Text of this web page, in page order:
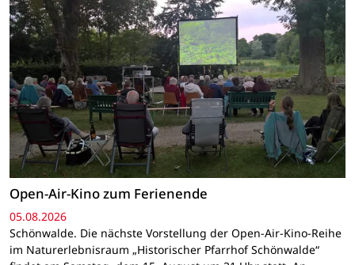
Open-Air-Kino zum Ferienende
05.08.2026
Schönwalde. Die nächste Vorstellung der Open-Air-Kino-Reihe
im Naturerlebnisraum „Historischer Pfarrhof Schönwalde“